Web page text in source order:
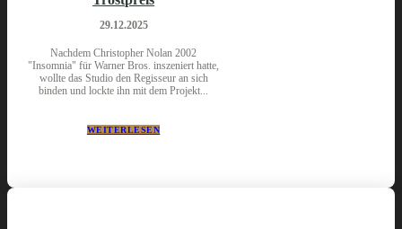
29.12.2025
Nachdem Christopher Nolan 2002
"Insomnia" für Warner Bros. inszeniert hatte,
wollte das Studio den Regisseur an sich
binden und lockte ihn mit dem Projekt...
WEITERLESEN